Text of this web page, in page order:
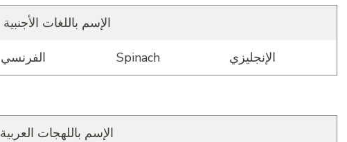
الإسم باللغات الأجنبية
الإنجليزي Spinach الفرنسي
الإسم باللهجات العربية